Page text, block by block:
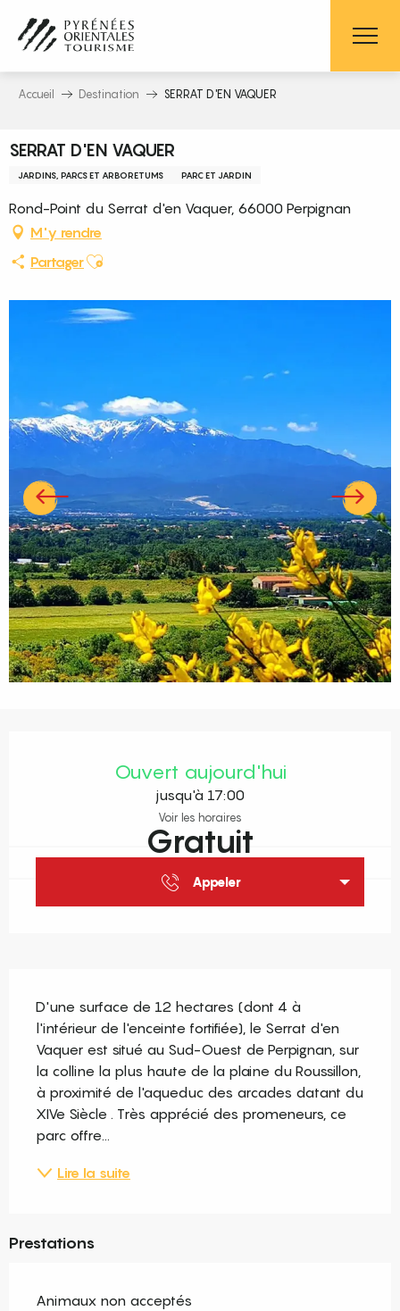
contenu
principal
Accueil Destination SERRAT D'EN VAQUER
SERRAT D'EN VAQUER
JARDINS, PARCS ET ARBORETUMS PARC ET JARDIN
Rond-Point du Serrat d'en Vaquer, 66000 Perpignan
M'y rendre
PartagerAjouter aux favoris
Ouvert aujourd'hui
jusqu'à 17:00
Voir les horaires
Gratuit
Appeler
D'une surface de 12 hectares (dont 4 à
l'intérieur de l'enceinte fortifiée), le Serrat d'en
Vaquer est situé au Sud-Ouest de Perpignan, sur
la colline la plus haute de la plaine du Roussillon,
à proximité de l'aqueduc des arcades datant du
XIVe Siècle . Très apprécié des promeneurs, ce
parc offre...
Lire la suite
Prestations
Animaux non acceptés